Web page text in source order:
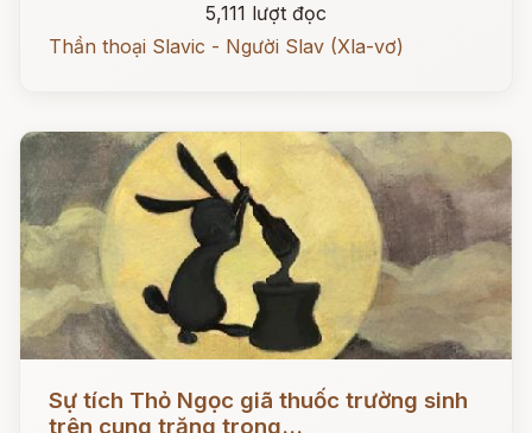
5,111 lượt đọc
Thần thoại Slavic - Người Slav (Xla-vơ)
Sự tích Thỏ Ngọc giã thuốc trường sinh
trên cung trăng trong...